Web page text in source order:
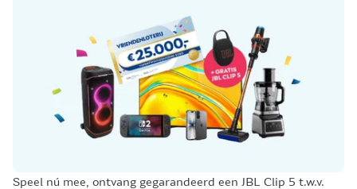
Speel nú mee, ontvang gegarandeerd een JBL Clip 5 t.w.v.